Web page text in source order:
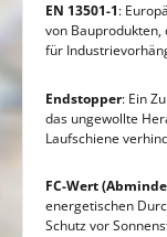
EN 13501-1:
von Bauprodukten,
für
Endstopper: Ein
das ungewollte
Laufschiene
FC-Wert (
energetischen
Schutz vor